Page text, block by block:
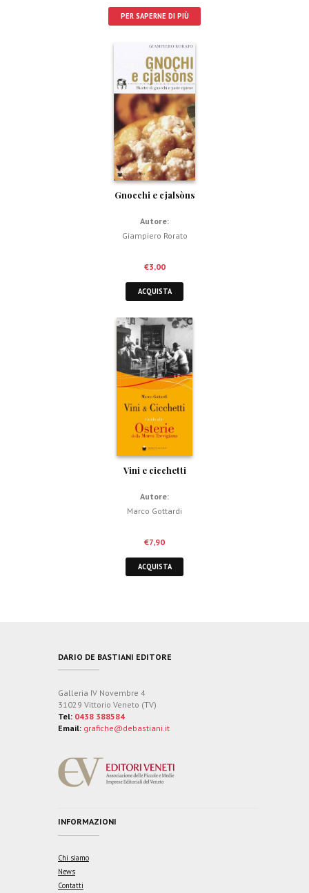
PER SAPERNE DI PIÙ
Gnocchi e cjalsòns
Autore:
Giampiero Rorato
€3,00
ACQUISTA
Vini e cicchetti
Autore:
Marco Gottardi
€7,90
ACQUISTA
DARIO DE BASTIANI EDITORE
Galleria IV Novembre 4
31029 Vittorio Veneto (TV)
Tel: 0438 388584
Email: grafiche@debastiani.it
INFORMAZIONI
Chi siamo
News
Contatti